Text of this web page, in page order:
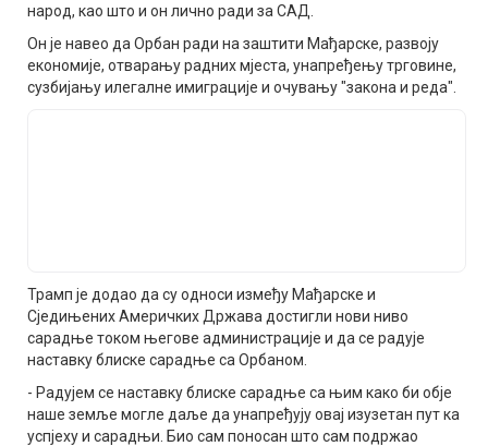
народ, као што и он лично ради за САД.
Он је навео да Орбан ради на заштити Мађарске, развоју
економије, отварању радних мјеста, унапређењу трговине,
сузбијању илегалне имиграције и очувању "закона и реда".
Трамп је додао да су односи између Мађарске и
Сједињених Америчких Држава достигли нови ниво
сарадње током његове администрације и да се радује
наставку блиске сарадње са Орбаном.
- Радујем се наставку блиске сарадње са њим како би обје
наше земље могле даље да унапређују овај изузетан пут ка
успјеху и сарадњи. Био сам поносан што сам подржао